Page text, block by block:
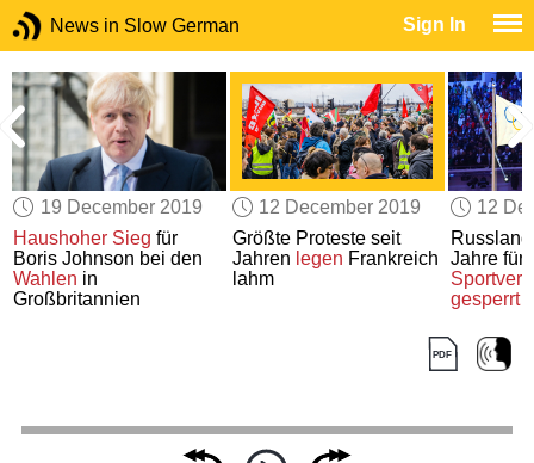
News in Slow German Sign In
19 December 2019
Haushoher Sieg für
Boris Johnson bei den
Wahlen in
Großbritannien
12 December 2019
Größte Proteste seit
Jahren legen Frankreich
lahm
12
Jahre für
gesperrt